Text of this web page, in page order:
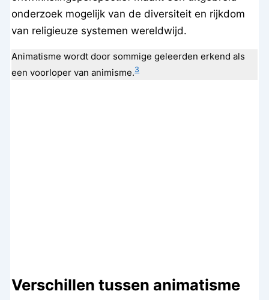
onderzoek mogelijk van de diversiteit en rijkdom
van religieuze systemen wereldwijd.
Animatisme wordt door sommige geleerden erkend als
een voorloper van animisme.3
Verschillen tussen animatisme